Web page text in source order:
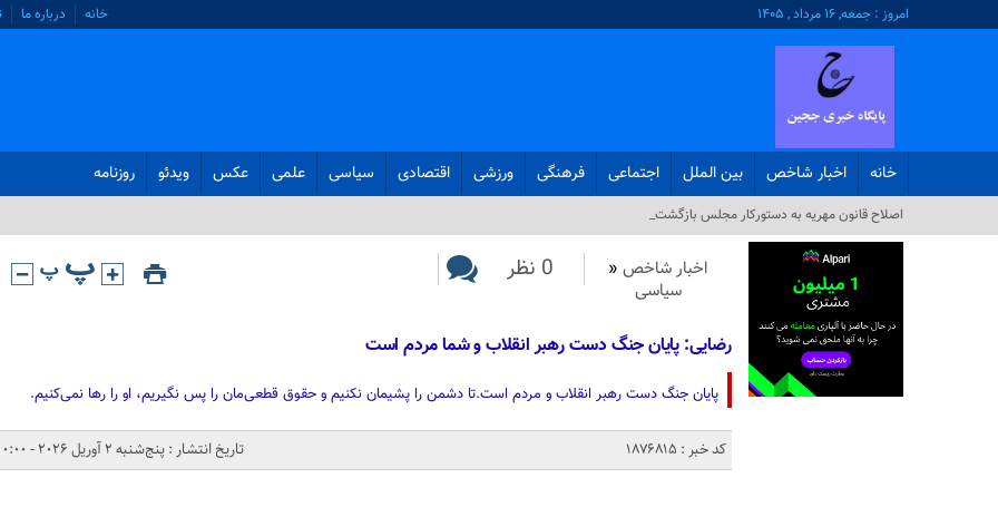
امروز : جمعه, ۱۶ مرداد , ۱۴۰۵ خانه درباره ما
خانه اخبار شاخص بین الملل اجتماعی فرهنگی ورزشی اقتصادی سیاسی علمی عکس ویدئو روزنامه
_
اخبار شاخص «
سیاسی
0 نظر
رضایی: پایان جنگ دست رهبر انقلاب و شما مردم است
پایان جنگ دست رهبر انقلاب و مردم است.تا دشمن را پشیمان نکنیم و حقوق قطعی‌مان را پس نگیریم، او را رها نمی‌کنیم.
کد خبر : 1876815 تاریخ انتشار : پنج‌شنبه 2 آوریل 2026 - 0:00